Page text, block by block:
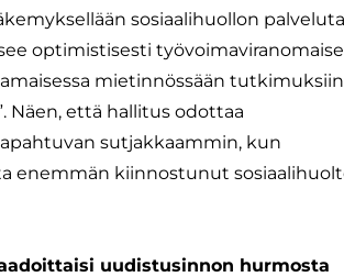
sosiaalihuollon
optimistisesti
mietinnössään
Näen, että hallitus odottaa
sutjakkaammin, kun
enemmän kiinnostunut
uudistusinnon hurmosta